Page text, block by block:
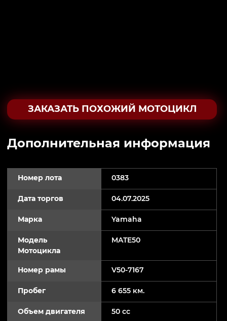
ЗАКАЗАТЬ ПОХОЖИЙ МОТОЦИКЛ
Дополнительная информация
Номер лота 0383
Дата торгов 04.07.2025
Марка Yamaha
Модель
Мотоцикла
MATE50
Номер рамы V50-7167
Пробег 6 655 км.
Объем двигателя 50 cc